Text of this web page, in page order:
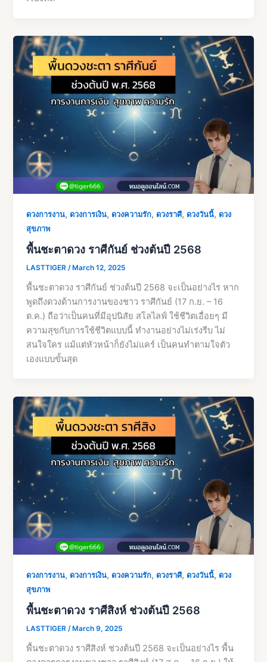
ดวงการงาน,ดวงการเงิน,ดวงความรัก,ดวงราศี,ดวงวันนี้,ดวง
สุขภาพ
พื้นชะตาดวง ราศีกันย์ ช่วงต้นปี 2568
LASTTIGER /March 12, 2025
พื้นชะตาดวง ราศีกันย์ ช่วงต้นปี 2568 จะเป็นอย่างไร หาก
พูดถึงดวงด้านการงานของชาว ราศีกันย์ (17 ก.ย. – 16
ต.ค.) ถือว่าเป็นคนที่มีอุปนิสัย สโลไลฟ์ ใช้ชีวิตเอื่อยๆ มี
ความสุขกับการใช้ชีวิตแบบนี้ ทำงานอย่างไม่เร่งรีบ ไม่
สนใจใคร แม้แต่หัวหน้าก็ยังไม่แคร์ เป็นคนทำตามใจตัว
เองแบบขั้นสุด
ดวงการงาน,ดวงการเงิน,ดวงความรัก,ดวงราศี,ดวงวันนี้,ดวง
สุขภาพ
พื้นชะตาดวง ราศีสิงห์ ช่วงต้นปี 2568
LASTTIGER /March 9, 2025
พื้นชะตาดวง ราศีสิงห์ ช่วงต้นปี 2568 จะเป็นอย่างไร พื้น